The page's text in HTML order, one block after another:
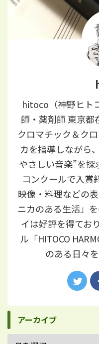
hitoco（神野ヒト
師・薬剤師 東京都
クロマチック＆ク
カを指導しながら
やさしい音楽”を
コンクールで入賞
映像・料理などの
ニカのある生活」
イは好評を得てお
ル「HITOCO
のある日々
アーカイブ